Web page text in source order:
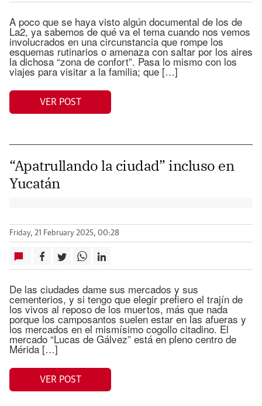
A poco que se haya visto algún documental de los de
La2, ya sabemos de qué va el tema cuando nos vemos
involucrados en una circunstancia que rompe los
esquemas rutinarios o amenaza con saltar por los aires
la dichosa “zona de confort”. Pasa lo mismo con los
viajes para visitar a la familia; que […]
VER POST
“Apatrullando la ciudad” incluso en
Yucatán
Friday, 21 February 2025, 00:28
De las ciudades dame sus mercados y sus
cementerios, y si tengo que elegir prefiero el trajín de
los vivos al reposo de los muertos, más que nada
porque los camposantos suelen estar en las afueras y
los mercados en el mismísimo cogollo citadino. El
mercado “Lucas de Gálvez” está en pleno centro de
Mérida […]
VER POST